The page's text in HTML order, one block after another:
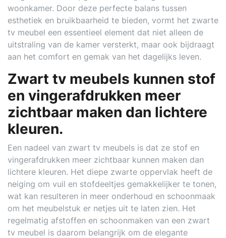
woonkamer. Door deze perfecte balans tussen
esthetiek en bruikbaarheid te bieden, vormt het zwarte
tv meubel een essentieel element dat niet alleen de
uitstraling van de kamer versterkt, maar ook bijdraagt
aan het comfort en gemak van het dagelijks leven.
Zwart tv meubels kunnen stof
en vingerafdrukken meer
zichtbaar maken dan lichtere
kleuren.
Een nadeel van zwart tv meubels is dat ze stof en
vingerafdrukken meer zichtbaar kunnen maken dan
lichtere kleuren. Het diepe zwarte oppervlak heeft de
neiging om vuil en stofdeeltjes gemakkelijker te tonen,
wat kan resulteren in meer onderhoud en schoonmaak
om het meubelstuk er netjes uit te laten zien. Het
regelmatig afstoffen en schoonmaken van een zwart
tv meubel is daarom belangrijk om de elegante